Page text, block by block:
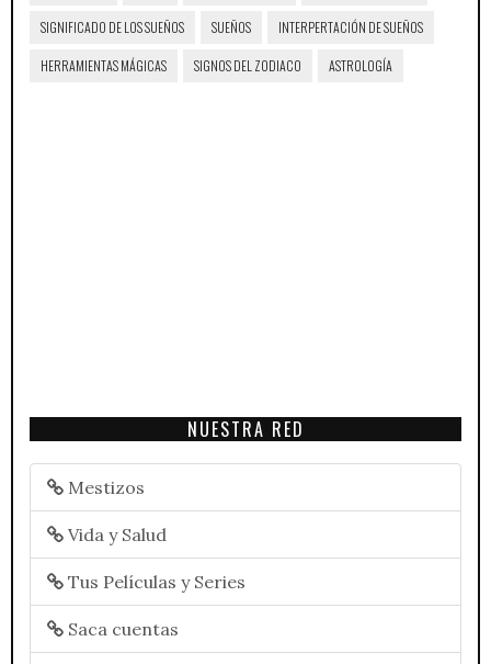
SIGNIFICADO DE LOS SUEÑOS SUEÑOS INTERPERTACIÓN DE SUEÑOS
HERRAMIENTAS MÁGICAS SIGNOS DEL ZODIACO ASTROLOGÍA
NUESTRA RED
Mestizos
Vida y Salud
Tus Películas y Series
Saca cuentas